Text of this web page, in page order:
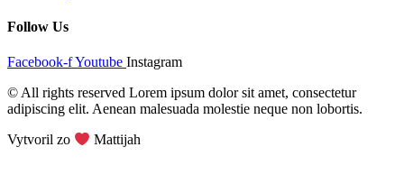
Follow Us
Facebook-fYoutube Instagram
© All rights reserved Lorem ipsum dolor sit amet, consectetur
adipiscing elit. Aenean malesuada molestie neque non lobortis.
Vytvoril zo Mattijah